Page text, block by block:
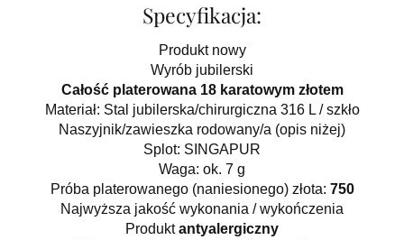
Specyfikacja:
Produkt nowy
Wyrób jubilerski
Całość platerowana 18 karatowym złotem
Materiał: Stal jubilerska/chirurgiczna 316 L / szkło
Naszyjnik/zawieszka rodowany/a (opis niżej)
Splot: SINGAPUR
Waga: ok. 7 g
Próba platerowanego (naniesionego) złota: 750
Najwyższa jakość wykonania / wykończenia
Produktantyalergiczny